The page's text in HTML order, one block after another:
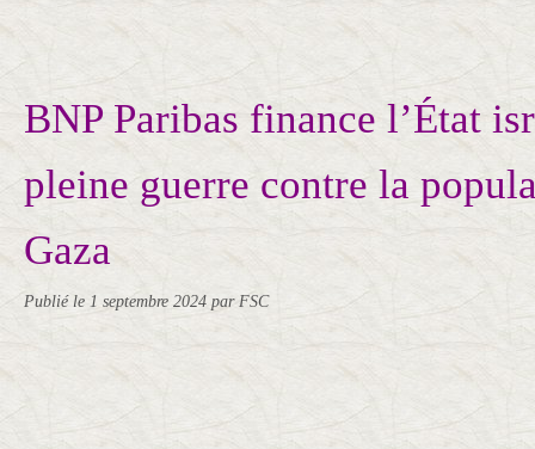
BNP Paribas finance l’État
pleine guerre contre la
Gaza
Publié le 1 septembre 2024 par FSC